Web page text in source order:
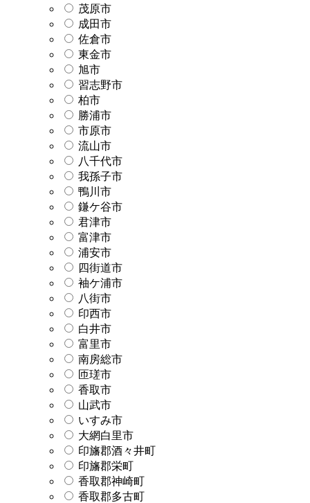
茂原市
成田市
佐倉市
東金市
旭市
習志野市
柏市
勝浦市
市原市
流山市
八千代市
我孫子市
鴨川市
鎌ケ谷市
君津市
富津市
浦安市
四街道市
袖ケ浦市
八街市
印西市
白井市
富里市
南房総市
匝瑳市
香取市
山武市
いすみ市
大網白里市
印旛郡酒々井町
印旛郡栄町
香取郡神崎町
香取郡多古町